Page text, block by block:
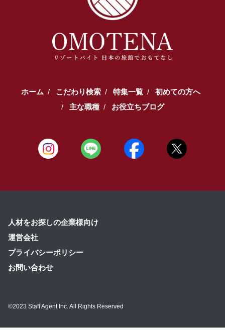
ホーム こだわり検索 特集一覧
初めての方へ
主な職種
お役立ちブログ
人材をお探しの企業様向け
運営会社
プライバシーポリシー
お問い合わせ
©2023 Staff Agent Inc. All Rights Reserved